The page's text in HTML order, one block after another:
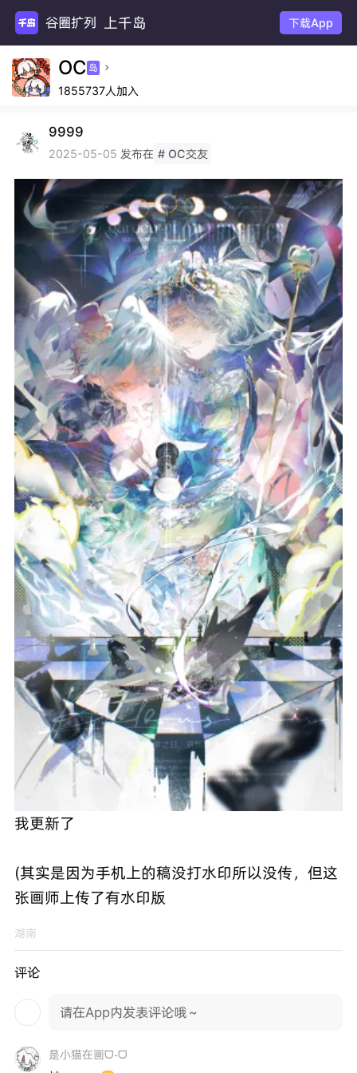
谷圈扩列 上千岛 下载App
OC 岛 
1855737人加入
9999
2025-05-05 发布在 # OC交友
我更新了
(其实是因为手机上的稿没打水印所以没传，但这
张画师上传了有水印版
湖南
评论
请在App内发表评论哦～
是小猫在画ᗜ֊ᗜ